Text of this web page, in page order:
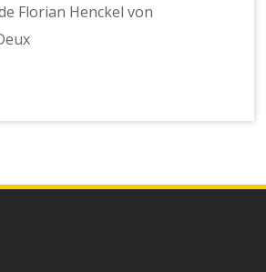
Florian Henckel von